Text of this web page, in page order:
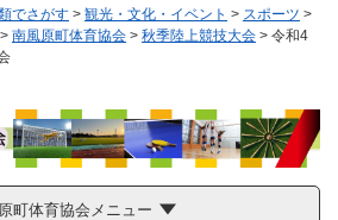
でさがす > 観光・文化・イベント > スポーツ >
> 南風原町体育協会 > 秋季陸上競技大会 > 令和4
町体育協会メニュー